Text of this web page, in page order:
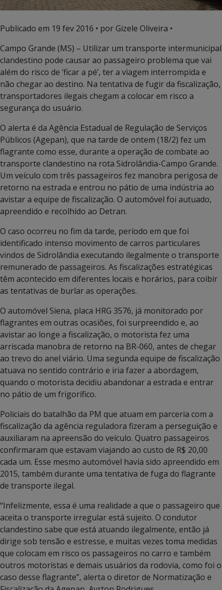
Publicado em 19 fev 2016 • por Gizele Oliveira •
Campo Grande (MS) – Utilizar um transporte intermunicipal
clandestino pode causar ao passageiro problema que vai
além do risco de ‘ficar a pé’, ter a viagem interrompida e
não chegar ao destino. Na tentativa de fugir da fiscalização,
transportadores ilegais chegam a colocar em risco a
segurança do usuário.
O alerta é da Agência Estadual de Regulação de Serviços
Públicos (Agepan), que na tarde de ontem (18/2) fez um
flagrante como esse, durante a operação de combate ao
transporte clandestino na rota Sidrolândia-Campo Grande.
Um veículo com três passageiros fez manobra perigosa de
retorno na estrada e entrou no pátio de uma indústria ao
avistar a equipe de fiscalização. O automóvel foi autuado,
apreendido e recolhido ao Detran.
O caso ocorreu no fim da tarde, período em que foi
identificado intenso movimento de carros particulares
vindos de Sidrolândia executando ilegalmente o transporte
remunerado de passageiros. As fiscalizações estratégicas
têm acontecido em diferentes locais e horários, para coibir
as tentativas de burlar as operações.
O automóvel Siena, placa HRG 3576, já monitorado por
flagrantes em outras ocasiões, foi surpreendido e, ao
avistar ao longe a fiscalização, o motorista fez uma
arriscada manobra de retorno na BR-060, antes de chegar
ao trevo do anel viário. Uma segunda equipe de fiscalização
atuava no sentido contrário e iria fazer a abordagem,
quando o motorista decidiu abandonar a estrada e entrar
no pátio de um frigorífico.
Policiais do batalhão da PM que atuam em parceria com a
fiscalização da agência reguladora fizeram a perseguição e
auxiliaram na apreensão do veículo. Quatro passageiros
confirmaram que estavam viajando ao custo de R$ 20,00
cada um. Esse mesmo automóvel havia sido apreendido em
2015, também durante uma tentativa de fuga do flagrante
de transporte ilegal.
“Infelizmente, essa é uma realidade a que o passageiro que
aceita o transporte irregular está sujeito. O condutor
clandestino sabe que está atuando ilegalmente, então já
dirige sob tensão e estresse, e muitas vezes toma medidas
que colocam em risco os passageiros no carro e também
outros motoristas e demais usuários da rodovia, como foi o
caso desse flagrante”, alerta o diretor de Normatização e